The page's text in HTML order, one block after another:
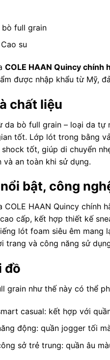
bò full grain
Cao su
COLE HAAN Quincy chính
được nhập khẩu từ Mỹ,
chất liệu
da bò full grain – loại da
tốt. Lớp lót trong bằng
shock tốt, giúp di chuyển
và an toàn khi sử dụng.
bật, công
COLE HAAN Quincy chính
cấp, kết hợp thiết kế
lót foam siêu êm
trang và công năng sử
đồ
grain như thế này có thể
casual: kết hợp với
động: quần jogger tối
sở trẻ trung: quần âu